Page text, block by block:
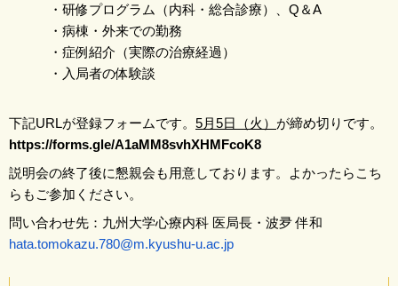
・研修プログラム（内科・総合診療）、Q＆A
・病棟・外来での勤務
・症例紹介（実際の治療経過）
・入局者の体験談
下記URLが登録フォームです。 5月5日（火） が締め切りです。
https://forms.gle/A1aMM8svhXHMFcoK8
説明会の終了後に懇親会も用意しております。
よかったらこち
らもご参加ください。
問い合わせ先：九州大学心療内科 医局長・波夛 伴和
hata.tomokazu.780@m.kyushu-u.ac.jp